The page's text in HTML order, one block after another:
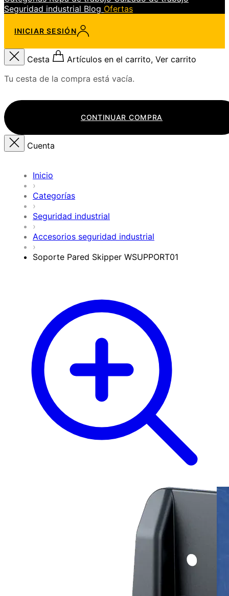
Seguridad industrial Blog Ofertas
INICIAR SESIÓN
Cesta
Artículos en el carrito, Ver carrito
Tu cesta de la compra está vacía.
CONTINUAR COMPRA
Cuenta
Inicio
›
Categorías
›
Seguridad industrial
›
Accesorios seguridad industrial
›
Soporte Pared Skipper WSUPPORT01